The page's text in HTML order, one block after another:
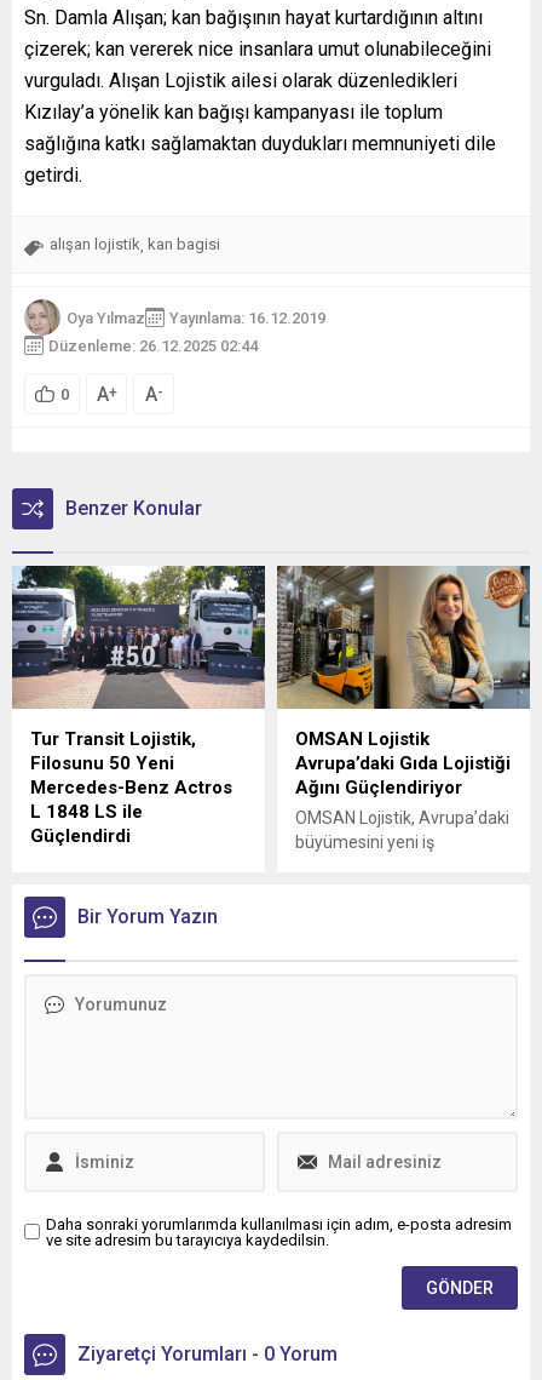
Sn. Damla Alışan; kan bağışının hayat kurtardığının altını
çizerek; kan vererek nice insanlara umut olunabileceğini
vurguladı. Alışan Lojistik ailesi olarak düzenledikleri
Kızılay’a yönelik kan bağışı kampanyası ile toplum
sağlığına katkı sağlamaktan duydukları memnuniyeti dile
getirdi.
alışan lojistik, kan bagisi
Oya Yılmaz
Yayınlama: 16.12.2019
Düzenleme: 26.12.2025 02:44
0 A+ A-
Benzer Konular
Tur Transit Lojistik,
Filosunu 50 Yeni
Mercedes-Benz Actros
L 1848 LS ile
Güçlendirdi
lojistik alanında faaliyet
gösteren Tur Transit
Lojistik’e 50 adet Mercedes-
teslimatı gerçekleştirdi.
OMSAN Lojistik
Avrupa’daki Gıda Lojistiği
Ağını Güçlendiriyor
OMSAN Lojistik, Avrupa’daki
büyümesini yeni iş
Bir Yorum Yazın
Daha sonraki yorumlarımda kullanılması için adım, e-posta adresim
ve site adresim bu tarayıcıya kaydedilsin.
Ziyaretçi Yorumları - 0 Yorum